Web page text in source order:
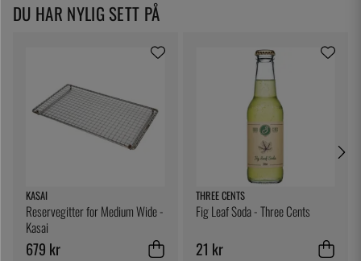
DU HAR NYLIG SETT PÅ
KASAI
Reservegitter for Medium Wide -
Kasai
679 kr
THREE CENTS
Fig Leaf Soda - Three Cents
21 kr